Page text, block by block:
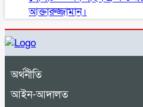
আক্তারুজ্জামান।
অর্থনীতি
আইন-আদালত